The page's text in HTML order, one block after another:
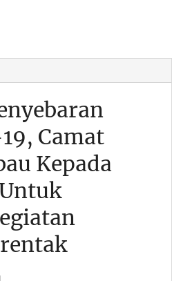
Camat
Kepada